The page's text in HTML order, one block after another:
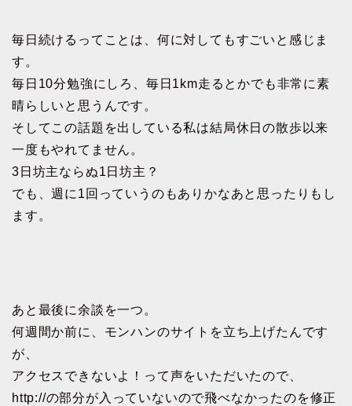
毎日続けるってことは、何に対してもすごいと感じま
す。
毎日10分勉強にしろ、毎日1km走るとかでも非常に素
晴らしいと思うんです。
そしてこの話題を出している私は結局休日の散歩以来
一度もやれてません。
3日坊主ならぬ1日坊主？
でも、週に1回っていうのもありかなあと思ったりもし
ます。
あと最後に余談を一つ。
何週間か前に、モンハンのサイトを立ち上げたんです
が、
アクセスできないよ！って声をいただいたので、
http://の部分が入っていないので飛べなかったのを修正